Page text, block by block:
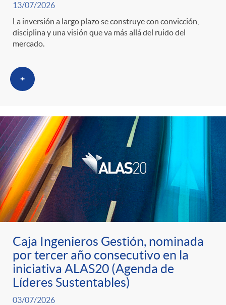
t
e
n
i
d
o
s
13/07/2026
La inversión a largo plazo se construye con convicción,
disciplina y una visión que va más allá del ruido del
mercado.
+
Caja Ingenieros Gestión, nominada
por tercer año consecutivo en la
iniciativa ALAS20 (Agenda de
Líderes Sustentables)
03/07/2026